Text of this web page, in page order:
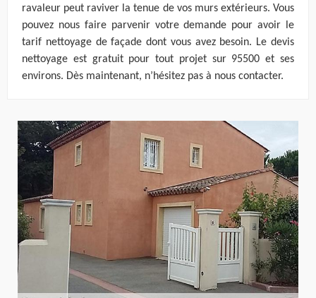
ravaleur peut raviver la tenue de vos murs extérieurs. Vous
pouvez nous faire parvenir votre demande pour avoir le
tarif nettoyage de façade dont vous avez besoin. Le devis
nettoyage est gratuit pour tout projet sur 95500 et ses
environs. Dès maintenant, n’hésitez pas à nous contacter.